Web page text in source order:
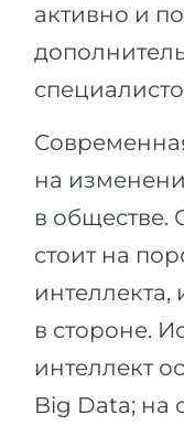
активно и
на
в обществе.
стоит на
интеллекта,
в стороне.
интеллект
Big Data; на